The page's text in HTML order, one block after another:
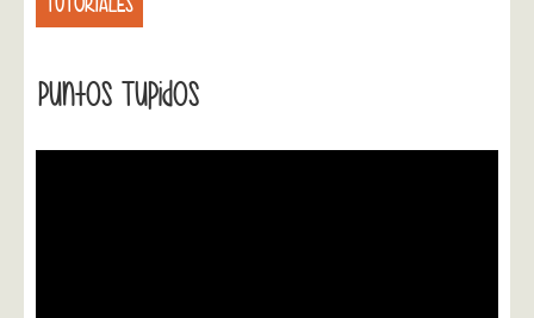
Puntos Tupidos